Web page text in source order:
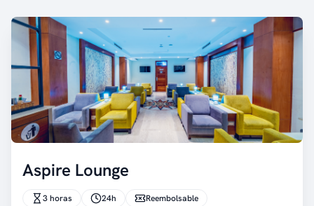
Aspire Lounge
3 horas 24h Reembolsable